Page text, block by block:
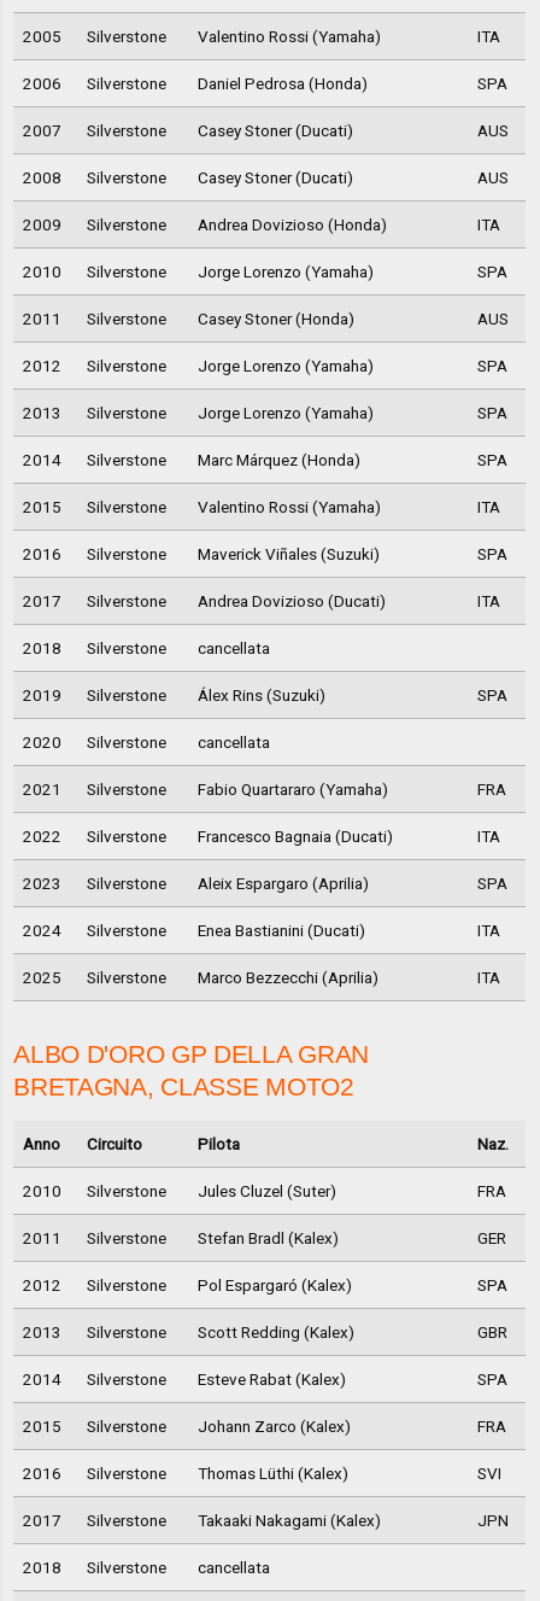
2005 Silverstone Valentino Rossi (Yamaha) ITA
2006 Silverstone Daniel Pedrosa (Honda) SPA
2007 Silverstone Casey Stoner (Ducati) AUS
2008 Silverstone Casey Stoner (Ducati) AUS
2009 Silverstone Andrea Dovizioso (Honda) ITA
2010 Silverstone Jorge Lorenzo (Yamaha) SPA
2011 Silverstone Casey Stoner (Honda) AUS
2012 Silverstone Jorge Lorenzo (Yamaha) SPA
2013 Silverstone Jorge Lorenzo (Yamaha) SPA
2014 Silverstone Marc Márquez (Honda) SPA
2015 Silverstone Valentino Rossi (Yamaha) ITA
2016 Silverstone Maverick Viñales (Suzuki) SPA
2017 Silverstone Andrea Dovizioso (Ducati) ITA
2018 Silverstone cancellata
2019 Silverstone Álex Rins (Suzuki) SPA
2020 Silverstone cancellata
2021 Silverstone Fabio Quartararo (Yamaha) FRA
2022 Silverstone Francesco Bagnaia (Ducati) ITA
2023 Silverstone Aleix Espargaro (Aprilia) SPA
2024 Silverstone Enea Bastianini (Ducati) ITA
2025 Silverstone Marco Bezzecchi (Aprilia) ITA
ALBO D'ORO GP DELLA GRAN
BRETAGNA, CLASSE MOTO2
Anno Circuito Pilota Naz.
2010 Silverstone Jules Cluzel (Suter) FRA
2011 Silverstone Stefan Bradl (Kalex) GER
2012 Silverstone Pol Espargaró (Kalex) SPA
2013 Silverstone Scott Redding (Kalex) GBR
2014 Silverstone Esteve Rabat (Kalex) SPA
2015 Silverstone Johann Zarco (Kalex) FRA
2016 Silverstone Thomas Lüthi (Kalex) SVI
2017 Silverstone Takaaki Nakagami (Kalex) JPN
2018 Silverstone cancellata